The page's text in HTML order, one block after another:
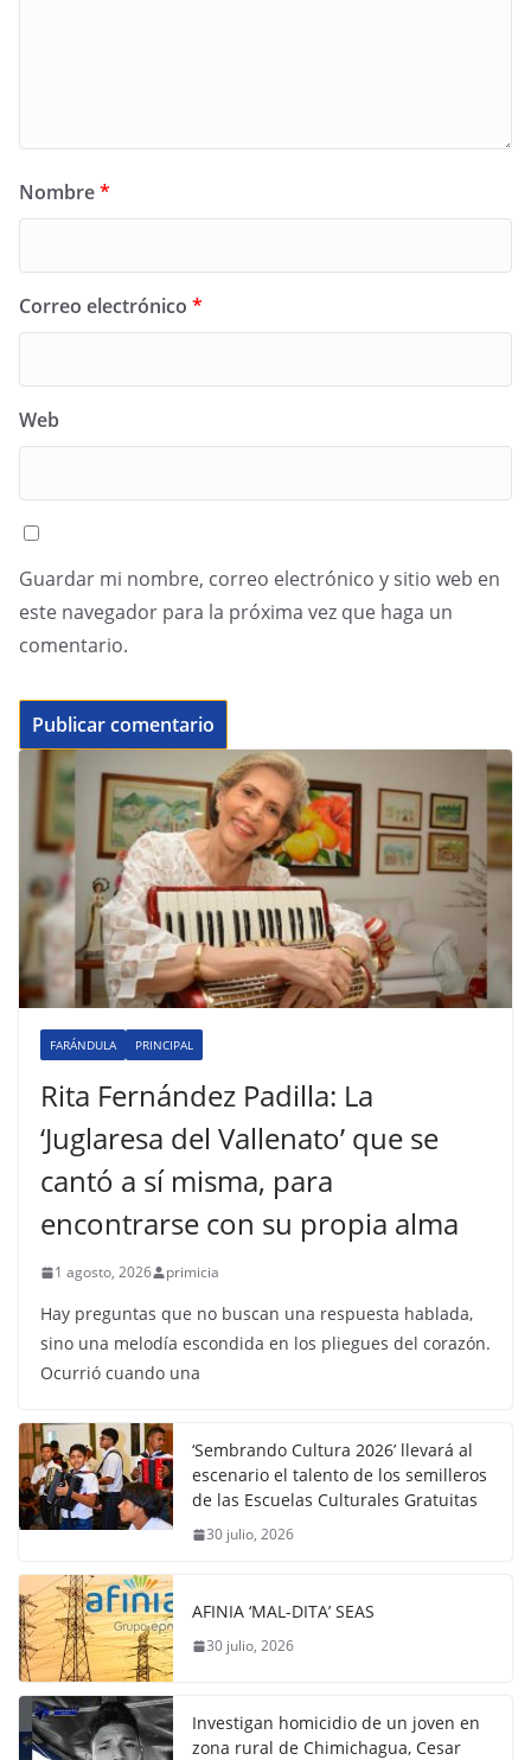
Nombre*
Correo electrónico *
Web
Guardar mi nombre, correo electrónico y sitio web en
este navegador para la próxima vez que haga un
comentario.
FARÁNDULA PRINCIPAL
Rita Fernández Padilla: La
‘Juglaresa del Vallenato’ que se
cantó a sí misma, para
encontrarse con su propia alma
1 agosto, 2026 primicia
Hay preguntas que no buscan una respuesta hablada,
sino una melodía escondida en los pliegues del corazón.
Ocurrió cuando una
‘Sembrando Cultura 2026’ llevará al
escenario el talento de los semilleros
de las Escuelas Culturales Gratuitas
30 julio, 2026
AFINIA ‘MAL-DITA’ SEAS
30 julio, 2026
Investigan homicidio de un joven en
zona rural de Chimichagua, Cesar